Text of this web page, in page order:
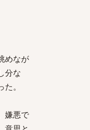
めなが
分な
。
嫌悪で